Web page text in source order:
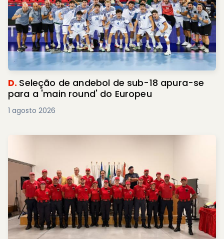
D. Seleção de andebol de sub-18 apura-se
para a 'main round' do Europeu
1 agosto 2026